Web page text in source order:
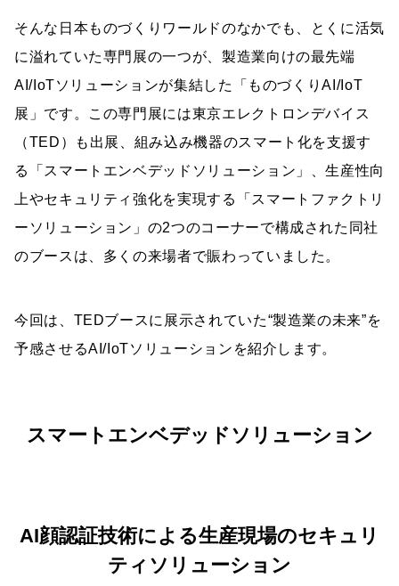
そんな日本ものづくりワールドのなかでも、とくに活気
に溢れていた専門展の一つが、製造業向けの最先端
AI/IoTソリューションが集結した「ものづくりAI/IoT
展」です。この専門展には東京エレクトロンデバイス
（TED）も出展、組み込み機器のスマート化を支援す
る「スマートエンベデッドソリューション」、生産性向
上やセキュリティ強化を実現する「スマートファクトリ
ーソリューション」の2つのコーナーで構成された同社
のブースは、多くの来場者で賑わっていました。
今回は、TEDブースに展示されていた“製造業の未来”を
予感させるAI/IoTソリューションを紹介します。
スマートエンベデッドソリューション
AI顔認証技術による生産現場のセキュリ
ティソリューション